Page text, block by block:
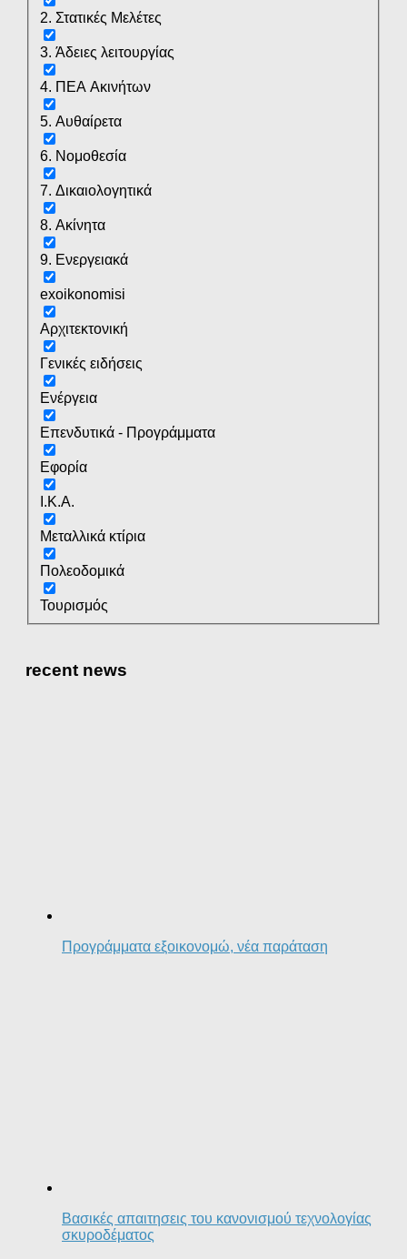
2. Στατικές Μελέτες
3. Άδειες λειτουργίας
4. ΠΕΑ Ακινήτων
5. Αυθαίρετα
6. Νομοθεσία
7. Δικαιολογητικά
8. Ακίνητα
9. Ενεργειακά
exoikonomisi
Αρχιτεκτονική
Γενικές ειδήσεις
Ενέργεια
Επενδυτικά - Προγράμματα
Εφορία
Ι.Κ.Α.
Μεταλλικά κτίρια
Πολεοδομικά
Τουρισμός
recent news
Προγράμματα εξοικονομώ, νέα παράταση
Βασικές απαιτησεις του κανονισμού τεχνολογίας
σκυροδέματος